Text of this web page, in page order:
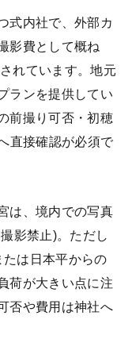
式内社で、外部カ
影費として概ね
れています。地元
ランを提供してい
前撮り可否・初穂
直接確認が必須で
は、境内での写真
影禁止)。ただし
は日本平からの
荷が大きい点に注
否や費用は神社へ